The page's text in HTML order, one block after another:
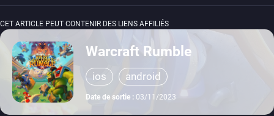
CET ARTICLE PEUT CONTENIR DES LIENS AFFILIÉS
Warcraft Rumble
ios android
Date de sortie : 03/11/2023